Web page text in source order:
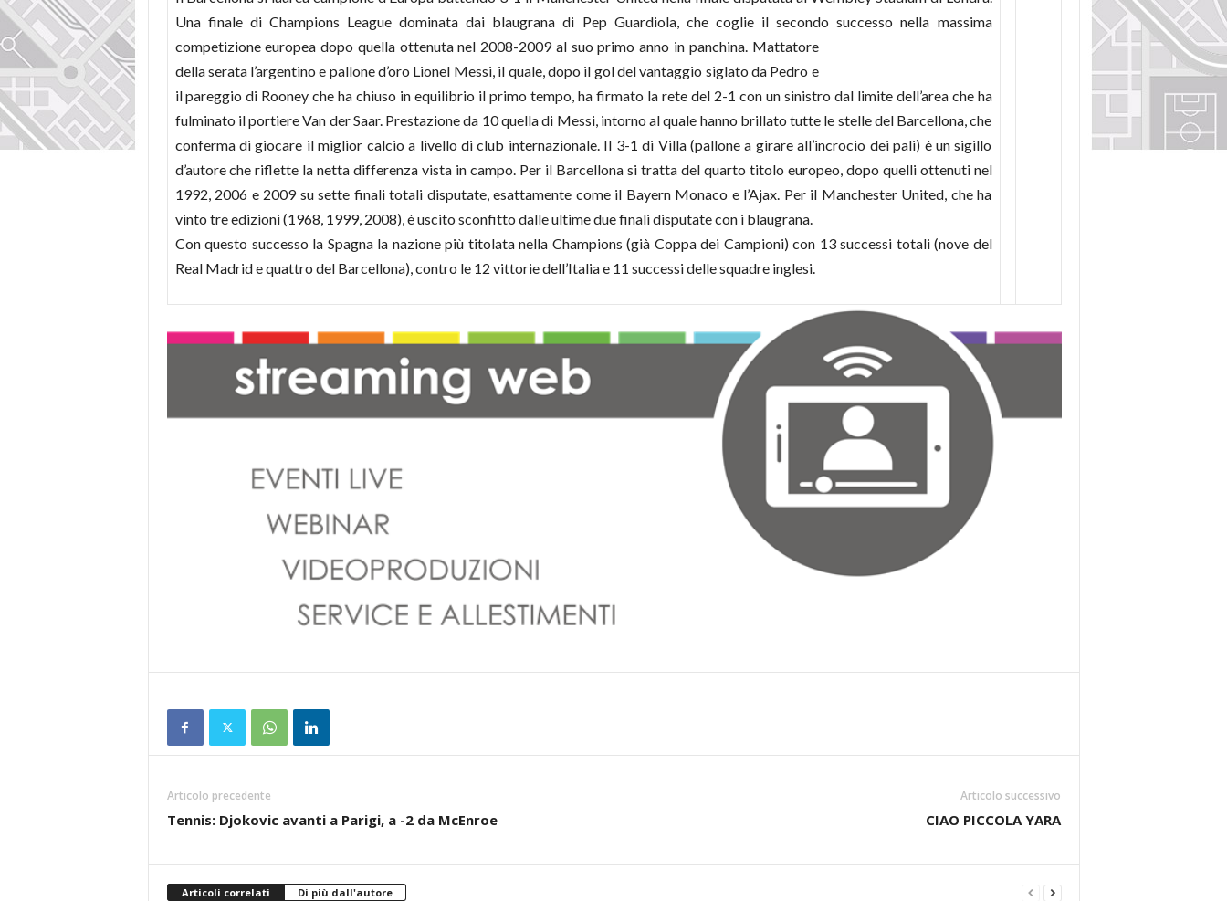
Una finale di Champions League dominata dai blaugrana di Pep Guardiola, che coglie il secondo successo nella massima
competizione europea dopo quella ottenuta nel 2008-2009 al suo primo anno in panchina. Mattatore
della serata l’argentino e pallone d’oro Lionel Messi, il quale, dopo il gol del vantaggio siglato da Pedro e
il pareggio di Rooney che ha chiuso in equilibrio il primo tempo, ha firmato la rete del 2-1 con un sinistro dal limite dell’area che ha
fulminato il portiere Van der Saar. Prestazione da 10 quella di Messi, intorno al quale hanno brillato tutte le stelle del Barcellona, che
conferma di giocare il miglior calcio a livello di club internazionale. Il 3-1 di Villa (pallone a girare all’incrocio dei pali) è un sigillo
d’autore che riflette la netta differenza vista in campo. Per il Barcellona si tratta del quarto titolo europeo, dopo quelli ottenuti nel
1992, 2006 e 2009 su sette finali totali disputate, esattamente come il Bayern Monaco e l’Ajax. Per il Manchester United, che ha
vinto tre edizioni (1968, 1999, 2008), è uscito sconfitto dalle ultime due finali disputate con i blaugrana.
Con questo successo la Spagna la nazione più titolata nella Champions (già Coppa dei Campioni) con 13 successi totali (nove del
Real Madrid e quattro del Barcellona), contro le 12 vittorie dell’Italia e 11 successi delle squadre inglesi.
Articolo precedente
Tennis: Djokovic avanti a Parigi, a -2 da McEnroe
Articolo successivo
CIAO PICCOLA YARA
Articoli correlati Di più dall'autore